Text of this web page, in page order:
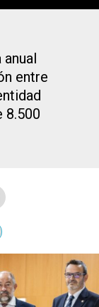
entre
8.500